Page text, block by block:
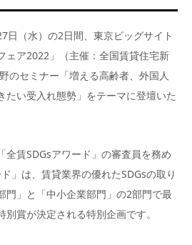
日（水）の2日間、東京ビッグサイト
ェア2022」（主催：全国賃貸住宅新
のセミナー「増える高齢者、外国人
たい受入れ態勢」をテーマに登壇いた
全賃SDGsアワード」の審査員を務め
」は、賃貸業界の優れたSDGsの取り
門」と「中小企業部門」の2部門で最
賞が決定される特別企画です。